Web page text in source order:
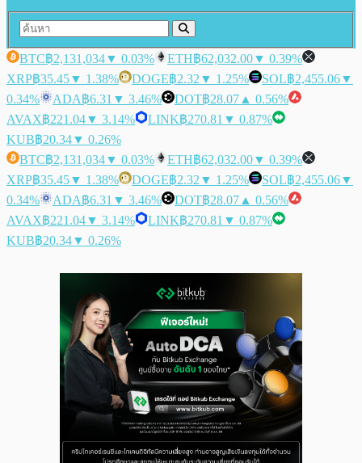
BTC฿2,131,034▼ 0.03% ETH฿62,032.00▼ 0.39%
XRP฿35.45▼ 1.38% DOGE฿2.32 ▼ 1.25% SOL฿2,455.06▼
0.34%
ADA฿6.31 ▼ 3.46% DOT฿28.07 ▲ 0.56%
AVAX฿221.04▼ 3.14% LINK฿270.81 ▼ 0.87%
KUB฿20.34▼ 0.26%
BTC฿2,131,034▼ 0.03% ETH฿62,032.00▼ 0.39%
XRP฿35.45▼ 1.38% DOGE฿2.32 ▼ 1.25% SOL฿2,455.06▼
0.34%
ADA฿6.31 ▼ 3.46% DOT฿28.07 ▲ 0.56%
AVAX฿221.04▼ 3.14% LINK฿270.81 ▼ 0.87%
KUB฿20.34▼ 0.26%